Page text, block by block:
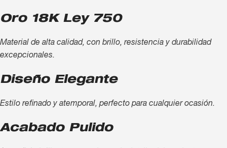
Oro 18K Ley 750
Material de alta calidad, con brillo, resistencia y durabilidad
excepcionales.
Diseño Elegante
Estilo refinado y atemporal, perfecto para cualquier ocasión.
Acabado Pulido